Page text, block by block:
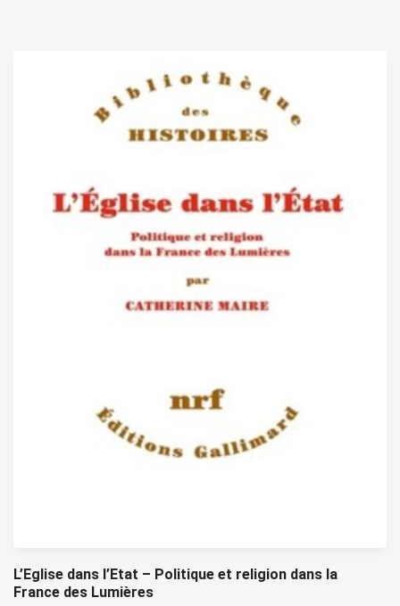
L’Eglise dans l’Etat – Politique et religion dans la
France des Lumières